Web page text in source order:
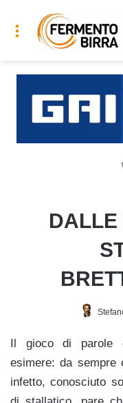
Menu
DALLE
Il gioco di parole
esimere: da sempre
infetto, conosciuto